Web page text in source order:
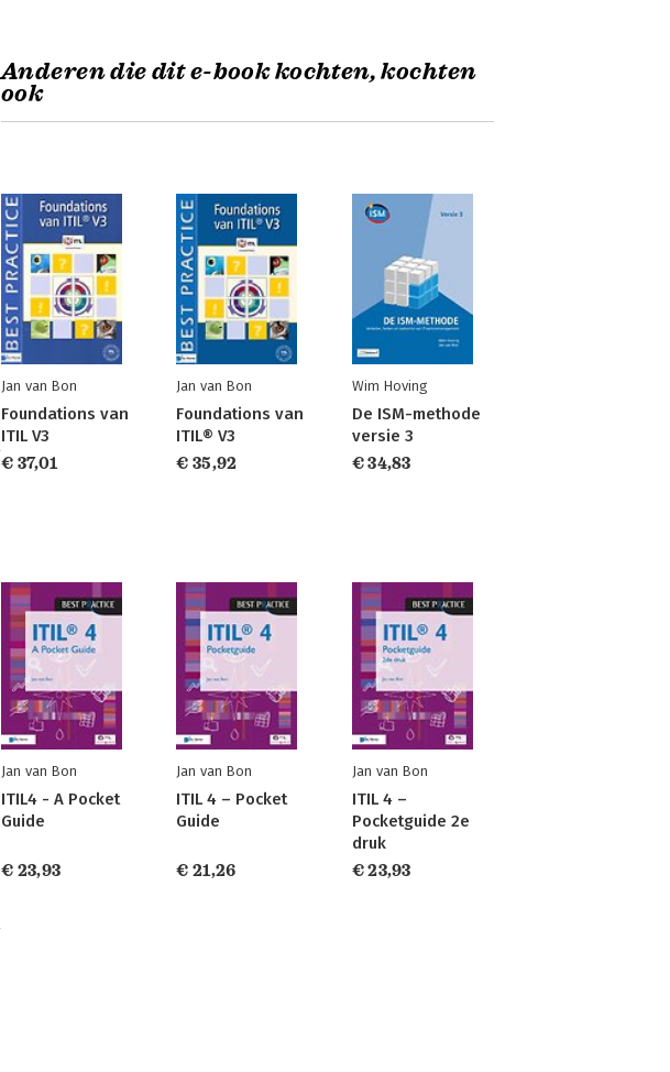
Anderen die dit e-book kochten, kochten
ook
Jan van Bon
Foundations van
ITIL V3
€ 37,01
Jan van Bon
Foundations van
ITIL® V3
€ 35,92
Wim Hoving
De ISM-methode
versie 3
€ 34,83
Jan van Bon
ITIL4 - A Pocket
Guide
€ 23,93
Jan van Bon
ITIL 4 – Pocket
Guide
€ 21,26
Jan van Bon
ITIL 4 –
Pocketguide 2e
druk
€ 23,93